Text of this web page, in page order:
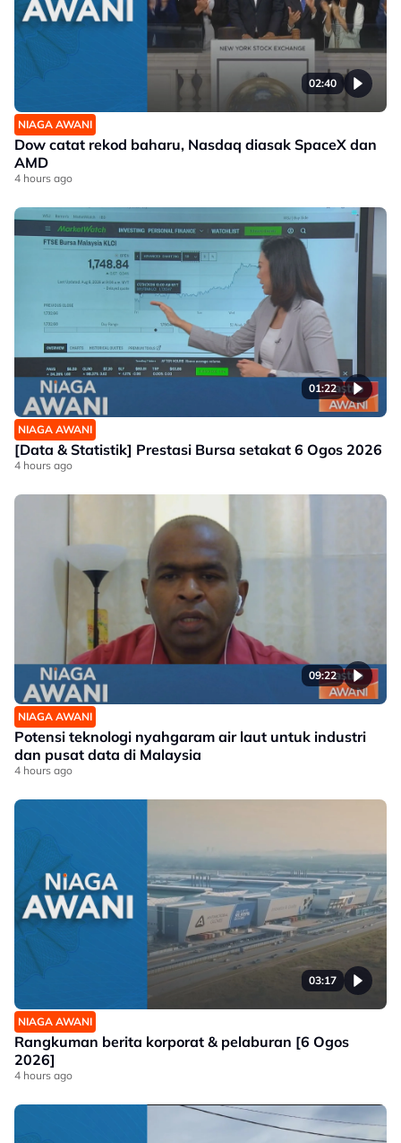
02:40
NIAGA AWANI
Dow catat rekod baharu, Nasdaq diasak SpaceX dan
AMD
4 hours ago
01:22
NIAGA AWANI
[Data & Statistik] Prestasi Bursa setakat 6 Ogos 2026
4 hours ago
09:22
NIAGA AWANI
Potensi teknologi nyahgaram air laut untuk industri
dan pusat data di Malaysia
4 hours ago
03:17
NIAGA AWANI
Rangkuman berita korporat & pelaburan [6 Ogos
2026]
4 hours ago